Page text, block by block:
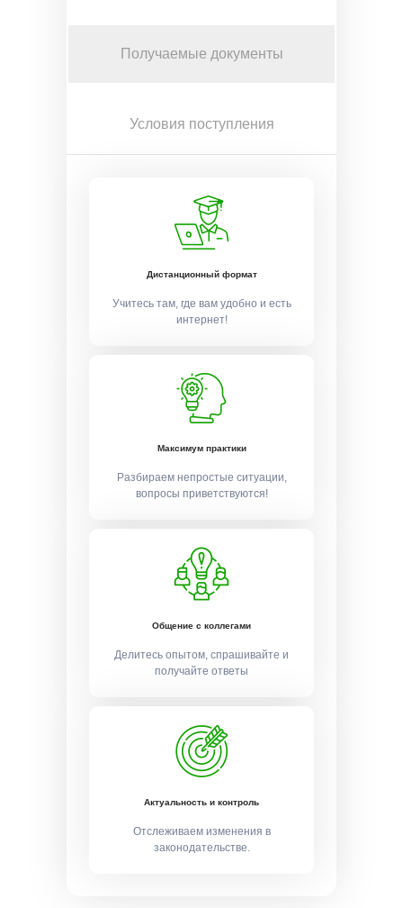
Получаемые документы
Условия поступления
Дистанционный формат
Учитесь там, где вам удобно и есть
интернет!
Максимум практики
Разбираем непростые ситуации,
вопросы приветствуются!
Общение с коллегами
Делитесь опытом, спрашивайте и
получайте ответы
Актуальность и контроль
Отслеживаем изменения в
законодательстве.